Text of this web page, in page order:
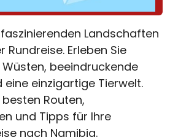
Landschaften
Erleben Sie
beeindruckende
einzigartige Tierwelt.
Routen,
und Tipps für Ihre
nach Namibia.